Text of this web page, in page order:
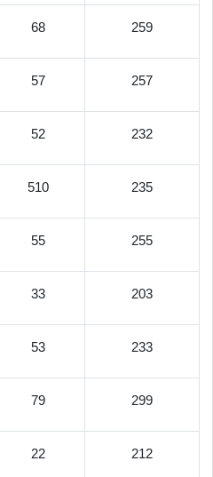
68 259
57 257
52 232
510 235
55 255
33 203
53 233
79 299
22 212